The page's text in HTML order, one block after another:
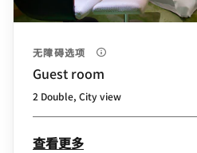
无障碍选项
Guest room
2 Double, City view
查看更多